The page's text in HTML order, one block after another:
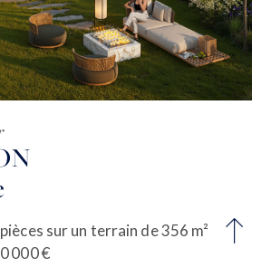
sur un terrain de 356 m²
000 €